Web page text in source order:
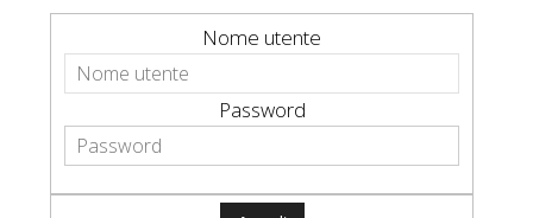
Nome utente
Password